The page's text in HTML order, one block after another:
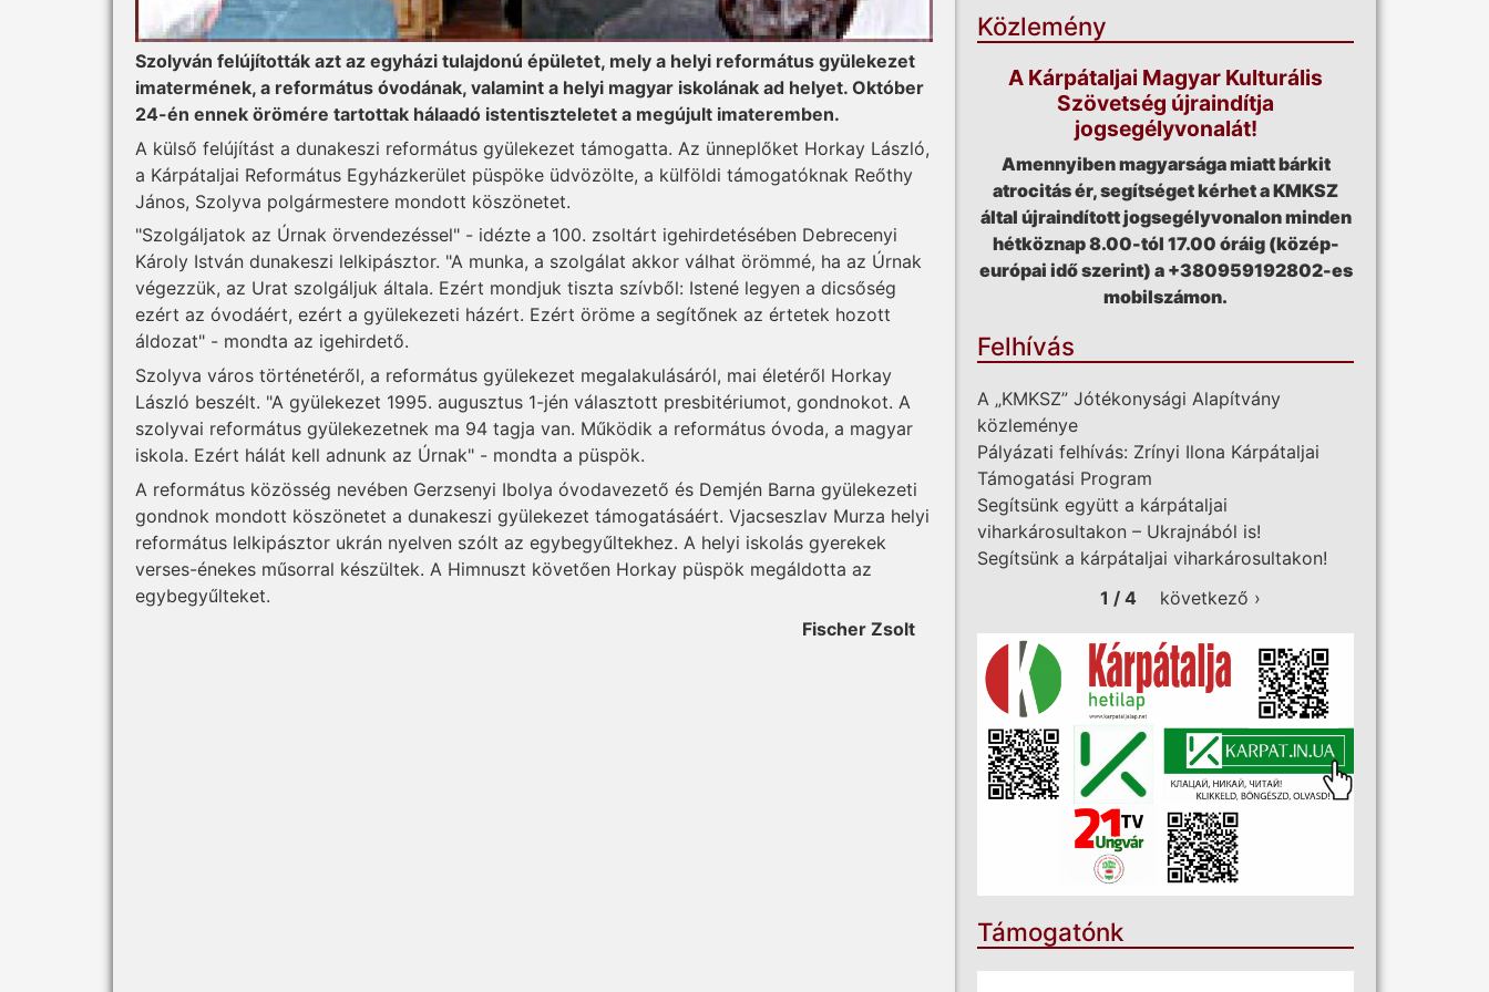
Szolyván felújították azt az egyházi tulajdonú épületet, mely a helyi református gyülekezet
imatermének, a református óvodának, valamint a helyi magyar iskolának ad helyet. Október
24-én ennek örömére tartottak hálaadó istentiszteletet a megújult imateremben.
A külső felújítást a dunakeszi református gyülekezet támogatta. Az ünneplőket Horkay László,
a Kárpátaljai Református Egyházkerület püspöke üdvözölte, a külföldi támogatóknak Reőthy
János, Szolyva polgármestere mondott köszönetet.
"Szolgáljatok az Úrnak örvendezéssel" - idézte a 100. zsoltárt igehirdetésében Debrecenyi
Károly István dunakeszi lelkipásztor. "A munka, a szolgálat akkor válhat örömmé, ha az Úrnak
végezzük, az Urat szolgáljuk általa. Ezért mondjuk tiszta szívből: Istené legyen a dicsőség
ezért az óvodáért, ezért a gyülekezeti házért. Ezért öröme a segítőnek az értetek hozott
áldozat" - mondta az igehirdető.
Szolyva város történetéről, a református gyülekezet megalakulásáról, mai életéről Horkay
László beszélt. "A gyülekezet 1995. augusztus 1-jén választott presbitériumot, gondnokot. A
szolyvai református gyülekezetnek ma 94 tagja van. Működik a református óvoda, a magyar
iskola. Ezért hálát kell adnunk az Úrnak" - mondta a püspök.
A református közösség nevében Gerzsenyi Ibolya óvodavezető és Demjén Barna gyülekezeti
gondnok mondott köszönetet a dunakeszi gyülekezet támogatásáért. Vjacseszlav Murza helyi
református lelkipásztor ukrán nyelven szólt az egybegyűltekhez. A helyi iskolás gyerekek
verses-énekes műsorral készültek. A Himnuszt követően Horkay püspök megáldotta az
egybegyűlteket.
Fischer Zsolt
Közlemény
A Kárpátaljai Magyar Kulturális
Szövetség újraindítja
jogsegélyvonalát!
Amennyiben magyarsága miatt bárkit
atrocitás ér, segítséget kérhet a KMKSZ
által újraindított jogsegélyvonalon minden
hétköznap 8.00-tól 17.00 óráig (közép-
európai idő szerint) a +380959192802-es
mobilszámon.
Felhívás
A „KMKSZ” Jótékonysági Alapítvány
közleménye
Pályázati felhívás: Zrínyi Ilona Kárpátaljai
Támogatási Program
Segítsünk együtt a kárpátaljai
viharkárosultakon – Ukrajnából is!
Segítsünk a kárpátaljai viharkárosultakon!
1 / 4
következő ›
Támogatónk